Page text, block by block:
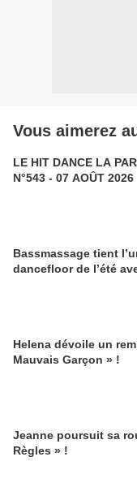
Vous aimerez
LE HIT DANCE LA
N°543 - 07 AOÛT 2026
Bassmassage tient
dancefloor de l’été
Helena dévoile un
Mauvais Garçon » !
Jeanne poursuit sa
Règles » !